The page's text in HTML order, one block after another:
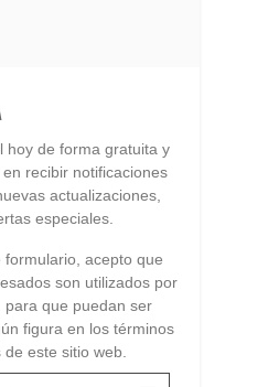
hoy de forma gratuita y
recibir notificaciones
actualizaciones,
especiales.
formulario, acepto que
son utilizados por
para que puedan ser
figura en los términos
este sitio web.